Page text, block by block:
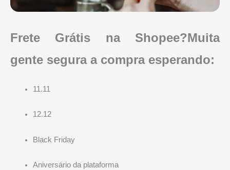
Frete Grátis na Shopee?Muita
gente segura a compra esperando:
11.11
12.12
Black Friday
Aniversário da plataforma